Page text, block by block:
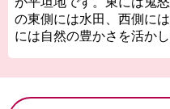
の東側には水田、西側に
には自然の豊かさを活か
えてくれ、白菜、メロン